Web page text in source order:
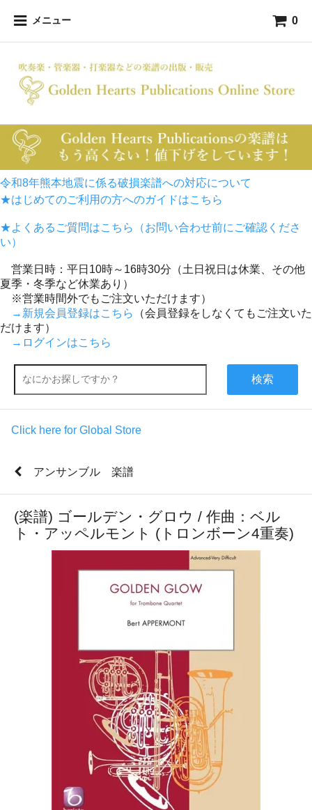
メニュー 0
令和8年熊本地震に係る破損楽譜への対応について
★はじめてのご利用の方へのガイドはこちら
★よくあるご質問はこちら（お問い合わせ前にご確認くださ
い）
営業日時：平日10時～16時30分（土日祝日は休業、その他
夏季・冬季など休業あり）
※営業時間外でもご注文いただけます）
→新規会員登録はこちら
（会員登録をしなくてもご注文いた
だけます）
→ログインはこちら
検索
Click here for Global Store
アンサンブル 楽譜
(楽譜) ゴールデン・グロウ / 作曲：ベル
ト・アッペルモント (トロンボーン4重奏)